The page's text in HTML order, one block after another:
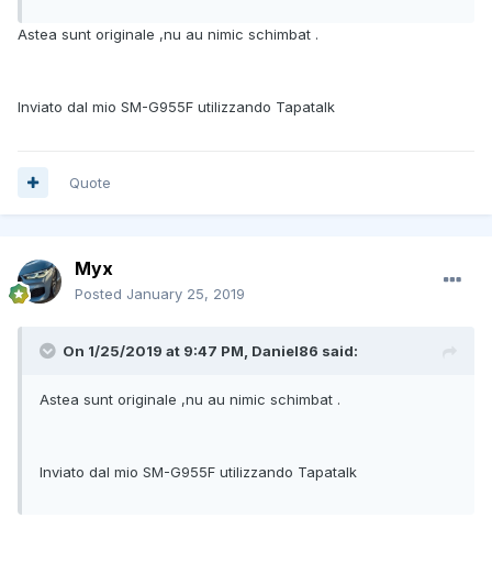
Astea sunt originale ,nu au nimic schimbat .
Inviato dal mio SM-G955F utilizzando Tapatalk
Quote
Myx
Posted January 25, 2019
On 1/25/2019 at 9:47 PM, Daniel86 said:
Astea sunt originale ,nu au nimic schimbat .
Inviato dal mio SM-G955F utilizzando Tapatalk